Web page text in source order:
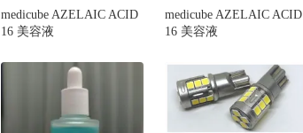
medicube AZELAIC ACID
16 美容液
medicube AZELAIC ACID
16 美容液